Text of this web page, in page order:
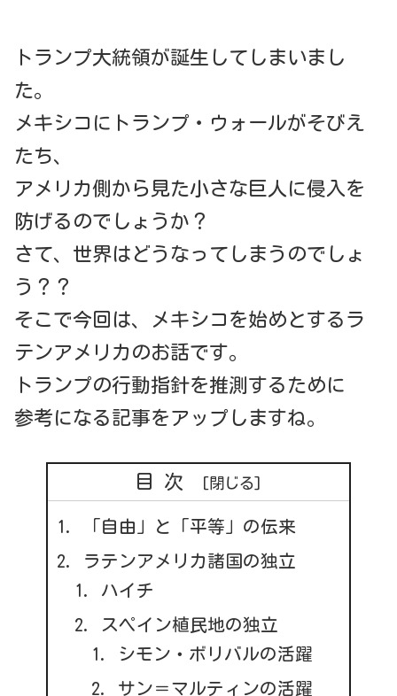
トランプ大統領が誕生してしまいまし
た。
メキシコにトランプ・ウォールがそびえ
たち、
アメリカ側から見た小さな巨人に侵入を
防げるのでしょうか？
さて、世界はどうなってしまうのでしょ
う？？
そこで今回は、メキシコを始めとするラ
テンアメリカのお話です。
トランプの行動指針を推測するために
参考になる記事をアップしますね。
目次
「自由」と「平等」の伝来
ラテンアメリカ諸国の独立
ハイチ
スペイン植民地の独立
シモン・ボリバルの活躍
サン＝マルティンの活躍